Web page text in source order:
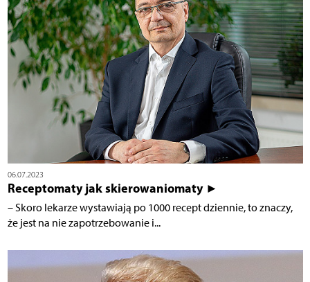
06.07.2023
Receptomaty jak skierowaniomaty ►
– Skoro lekarze wystawiają po 1000 recept dziennie, to znaczy,
że jest na nie zapotrzebowanie i...